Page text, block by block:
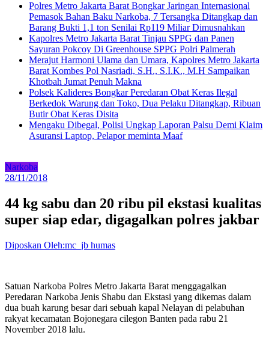
Polres Metro Jakarta Barat Bongkar Jaringan Internasional
Pemasok Bahan Baku Narkoba, 7 Tersangka Ditangkap dan
Barang Bukti 1,1 ton Senilai Rp119 Miliar Dimusnahkan
Kapolres Metro Jakarta Barat Tinjau SPPG dan Panen
Sayuran Pokcoy Di Greenhouse SPPG Polri Palmerah
Merajut Harmoni Ulama dan Umara, Kapolres Metro Jakarta
Barat Kombes Pol Nasriadi, S.H., S.I.K., M.H Sampaikan
Khotbah Jumat Penuh Makna
Polsek Kalideres Bongkar Peredaran Obat Keras Ilegal
Berkedok Warung dan Toko, Dua Pelaku Ditangkap, Ribuan
Butir Obat Keras Disita
Mengaku Dibegal, Polisi Ungkap Laporan Palsu Demi Klaim
Asuransi Laptop, Pelapor meminta Maaf
Narkoba
28/11/2018
44 kg sabu dan 20 ribu pil ekstasi kualitas
super siap edar, digagalkan polres jakbar
Diposkan Oleh:mc_jb humas
Satuan Narkoba Polres Metro Jakarta Barat menggagalkan
Peredaran Narkoba Jenis Shabu dan Ekstasi yang dikemas dalam
dua buah karung besar dari sebuah kapal Nelayan di pelabuhan
rakyat kecamatan Bojonegara cilegon Banten pada rabu 21
November 2018 lalu.